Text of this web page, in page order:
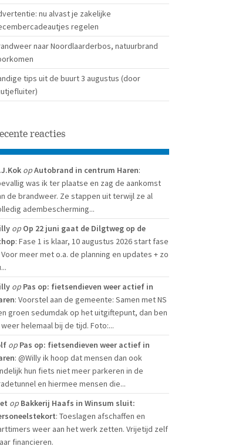
nu alvast je zakelijke
regelen
naar Noordlaarderbos, natuurbrand
tips uit de buurt 3 augustus (door
reacties
opAutobrand in centrum Haren:
was ik ter plaatse en zag de aankomst
de brandweer. Ze stappen uit terwijl ze al
adembescherming...
op Op 22 juni gaat de Dilgtweg op de
: Fase 1 is klaar, 10 augustus 2026 start fase
Voor meer met o.a. de planning en updates + zo
op Pas op: fietsendieven weer actief in
: Voorstel aan de gemeente: Samen met NS
groen sedumdak op het uitgiftepunt, dan ben
helemaal bij de tijd. Foto:...
op Pas op: fietsendieven weer actief in
: @Willy ik hoop dat mensen dan ook
hun fiets niet meer parkeren in de
en hiermee mensen die...
op Bakkerij Haafs in Winsum sluit:
: Toeslagen afschaffen en
weer aan het werk zetten. Vrijetijd zelf
financieren.